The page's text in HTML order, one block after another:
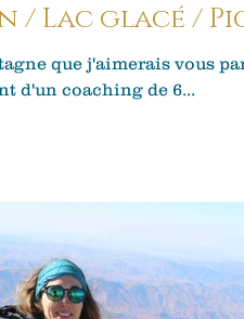
Lac glacé /
que j'aimerais vous
d'un coaching de 6...